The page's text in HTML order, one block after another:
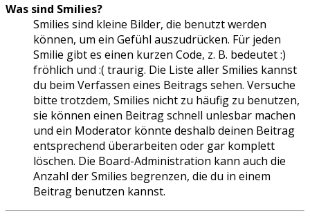
Was sind Smilies?
Smilies sind kleine Bilder, die benutzt werden
können, um ein Gefühl auszudrücken. Für jeden
Smilie gibt es einen kurzen Code, z. B. bedeutet :)
fröhlich und :( traurig. Die Liste aller Smilies kannst
du beim Verfassen eines Beitrags sehen. Versuche
bitte trotzdem, Smilies nicht zu häufig zu benutzen,
sie können einen Beitrag schnell unlesbar machen
und ein Moderator könnte deshalb deinen Beitrag
entsprechend überarbeiten oder gar komplett
löschen. Die Board-Administration kann auch die
Anzahl der Smilies begrenzen, die du in einem
Beitrag benutzen kannst.